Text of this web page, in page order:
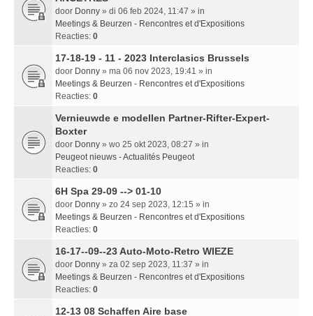
door Donny » di 06 feb 2024, 11:47 » in
Meetings & Beurzen - Rencontres et d'Expositions
Reacties: 0
17-18-19 - 11 - 2023 Interclasics Brussels
door Donny » ma 06 nov 2023, 19:41 » in
Meetings & Beurzen - Rencontres et d'Expositions
Reacties: 0
Vernieuwde e modellen Partner-Rifter-Expert-
Boxter
door Donny » wo 25 okt 2023, 08:27 » in
Peugeot nieuws - Actualités Peugeot
Reacties: 0
6H Spa 29-09 --> 01-10
door Donny » zo 24 sep 2023, 12:15 » in
Meetings & Beurzen - Rencontres et d'Expositions
Reacties: 0
16-17--09--23 Auto-Moto-Retro WIEZE
door Donny » za 02 sep 2023, 11:37 » in
Meetings & Beurzen - Rencontres et d'Expositions
Reacties: 0
12-13 08 Schaffen Aire base